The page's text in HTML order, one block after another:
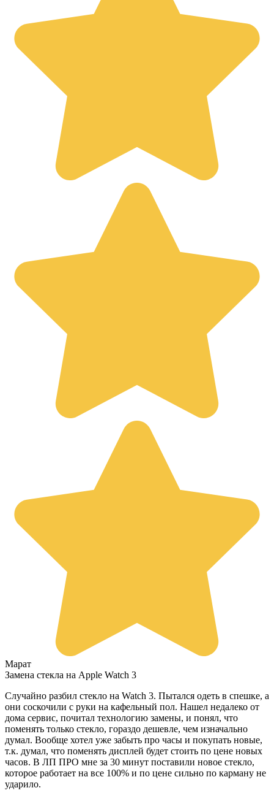
Марат
Замена стекла на Apple Watch 3
Случайно разбил стекло на Watch 3. Пытался одеть в спешке, а
они соскочили с руки на кафельный пол. Нашел недалеко от
дома сервис, почитал технологию замены, и понял, что
поменять только стекло, гораздо дешевле, чем изначально
думал. Вообще хотел уже забыть про часы и покупать новые,
т.к. думал, что поменять дисплей будет стоить по цене новых
часов. В ЛП ПРО мне за 30 минут поставили новое стекло,
которое работает на все 100% и по цене сильно по карману не
ударило.